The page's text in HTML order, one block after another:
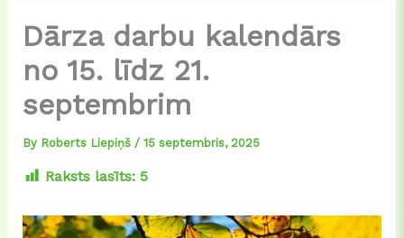
Dārza darbu kalendārs
no 15. līdz 21.
septembrim
By Roberts Liepiņš / 15 septembris, 2025
Raksts lasīts: 5